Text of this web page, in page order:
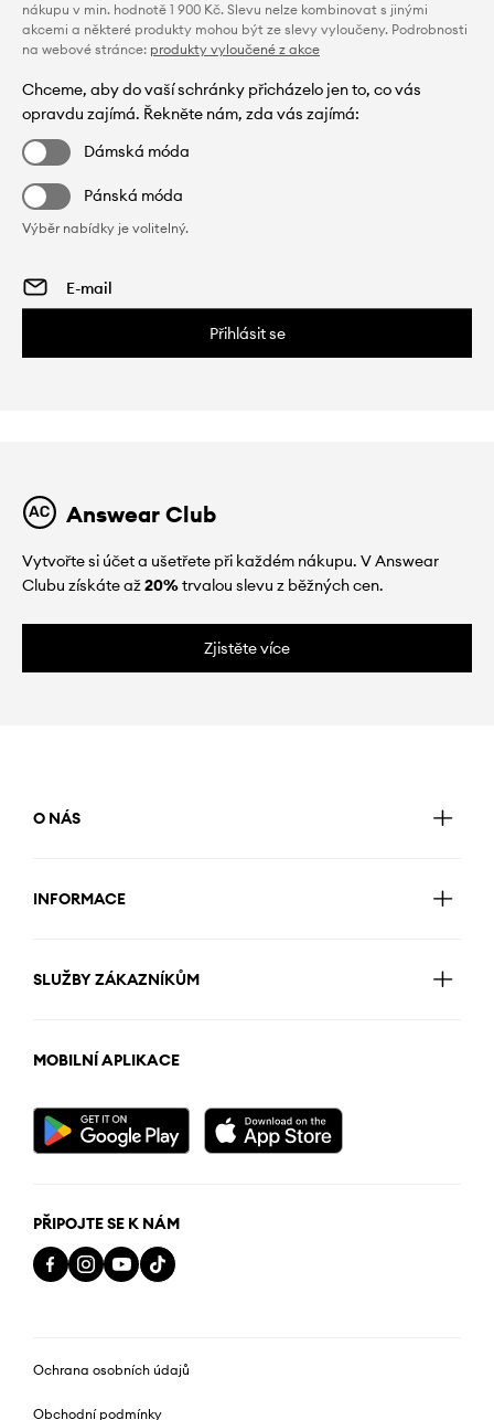
nákupu v min. hodnotě 1 900 Kč. Slevu nelze kombinovat s jinými
akcemi a některé produkty mohou být ze slevy vyloučeny. Podrobnosti
na webové stránce: produkty vyloučené z akce
Chceme, aby do vaší schránky přicházelo jen to, co vás
opravdu zajímá. Řekněte nám, zda vás zajímá:
Dámská móda
Pánská móda
Výběr nabídky je volitelný.
Přihlásit se
Answear Club
Vytvořte si účet a ušetřete při každém nákupu. V Answear
Clubu získáte až20%trvalou slevu z běžných cen.
Zjistěte více
O NÁS
INFORMACE
SLUŽBY ZÁKAZNÍKŮM
MOBILNÍ APLIKACE
PŘIPOJTE SE K NÁM
Ochrana osobních údajů
Obchodní podmínky